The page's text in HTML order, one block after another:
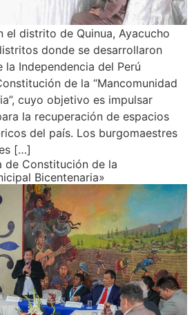
el distrito de Quinua, Ayacucho
donde se desarrollaron
la Independencia del Perú
de la “Mancomunidad
cuyo objetivo es impulsar
la recuperación de espacios
del país. Los burgomaestres
[…]
de Constitución de la
Bicentenaria»